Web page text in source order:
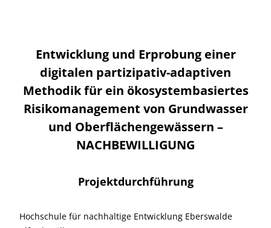
Entwicklung und Erprobung einer
digitalen partizipativ-adaptiven
Methodik für ein ökosystembasiertes
Risikomanagement von Grundwasser
und Oberflächengewässern –
NACHBEWILLIGUNG
Projektdurchführung
Hochschule für nachhaltige Entwicklung Eberswalde